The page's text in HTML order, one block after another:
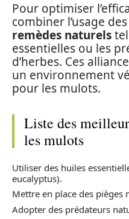
Pour optimiser
combiner l’usage
remèdes naturels
essentielles ou les
d’herbes. Ces
un environnement
pour les mulots.
Liste des
les mulots
Utiliser des huiles
eucalyptus).
Mettre en place des pièges
Adopter des prédateurs